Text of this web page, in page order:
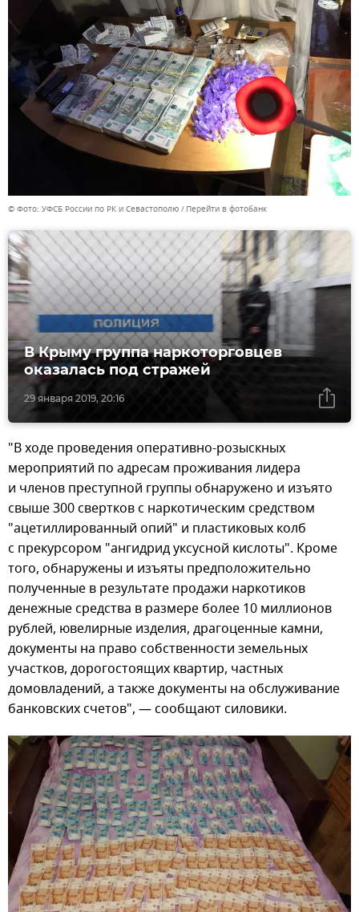
© Фото: УФСБ России по РК и Севастополю Перейти в фотобанк
29 января 2019, 20:16
В Крыму группа наркоторговцев
оказалась под стражей
"В ходе проведения оперативно-розыскных
мероприятий по адресам проживания лидера
и членов преступной группы обнаружено и изъято
свыше 300 свертков с наркотическим средством
"ацетиллированный опий" и пластиковых колб
с прекурсором "ангидрид уксусной кислоты". Кроме
того, обнаружены и изъяты предположительно
полученные в результате продажи наркотиков
денежные средства в размере более 10 миллионов
рублей, ювелирные изделия, драгоценные камни,
документы на право собственности земельных
участков, дорогостоящих квартир, частных
домовладений, а также документы на обслуживание
банковских счетов", — сообщают силовики.